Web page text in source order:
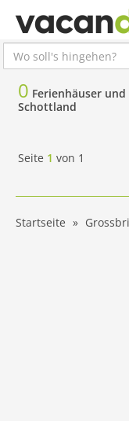
0 Ferienhäuser
Schottland
Seite 1 von 1
Startseite